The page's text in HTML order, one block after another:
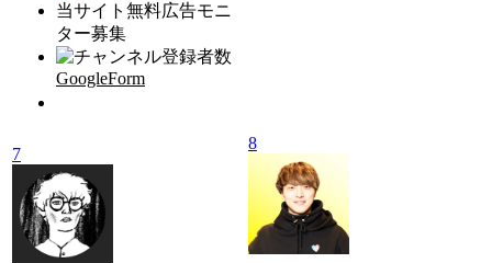
当サイト無料広告モニ
ター募集
GoogleForm
7
8